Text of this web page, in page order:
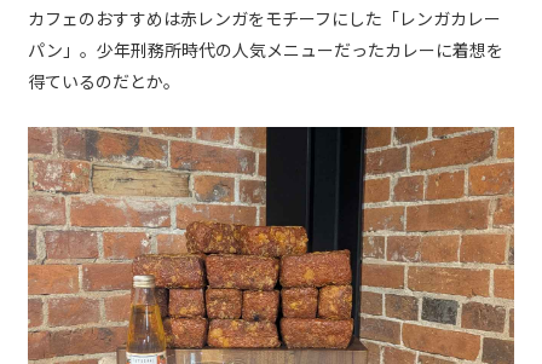
カフェのおすすめは赤レンガをモチーフにした「レンガカレー
パン」。少年刑務所時代の人気メニューだったカレーに着想を
得ているのだとか。